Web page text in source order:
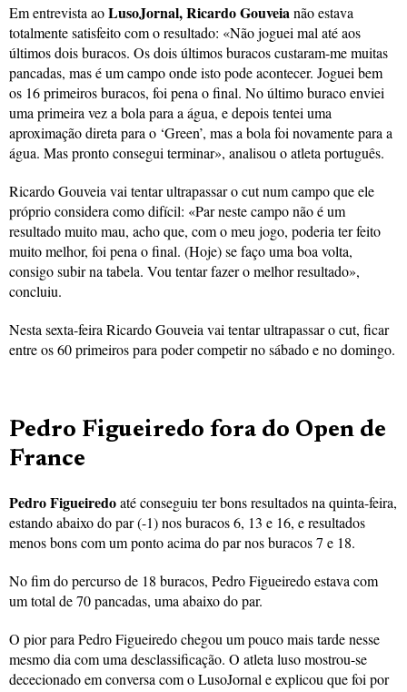
Em entrevista aoLusoJornal, Ricardo Gouveia não estava
totalmente satisfeito com o resultado: «Não joguei mal até aos
últimos dois buracos. Os dois últimos buracos custaram-me muitas
pancadas, mas é um campo onde isto pode acontecer. Joguei bem
os 16 primeiros buracos, foi pena o final. No último buraco enviei
uma primeira vez a bola para a água, e depois tentei uma
aproximação direta para o ‘Green’, mas a bola foi novamente para a
água. Mas pronto consegui terminar», analisou o atleta português.
Ricardo Gouveia vai tentar ultrapassar o cut num campo que ele
próprio considera como difícil: «Par neste campo não é um
resultado muito mau, acho que, com o meu jogo, poderia ter feito
muito melhor, foi pena o final. (Hoje) se faço uma boa volta,
consigo subir na tabela. Vou tentar fazer o melhor resultado»,
concluiu.
Nesta sexta-feira Ricardo Gouveia vai tentar ultrapassar o cut, ficar
entre os 60 primeiros para poder competir no sábado e no domingo.
Pedro Figueiredo fora do Open de
France
Pedro Figueiredoaté conseguiu ter bons resultados na quinta-feira,
estando abaixo do par (-1) nos buracos 6, 13 e 16, e resultados
menos bons com um ponto acima do par nos buracos 7 e 18.
No fim do percurso de 18 buracos, Pedro Figueiredo estava com
um total de 70 pancadas, uma abaixo do par.
O pior para Pedro Figueiredo chegou um pouco mais tarde nesse
mesmo dia com uma desclassificação. O atleta luso mostrou-se
dececionado em conversa com o LusoJornal e explicou que foi por